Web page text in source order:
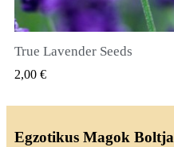
True Lavender Seeds
2,00 €
Egzotikus Magok Boltja